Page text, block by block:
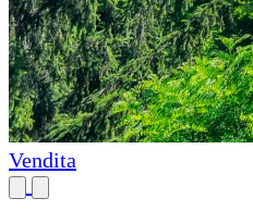
Vendita